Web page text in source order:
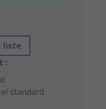
liste
:
standard